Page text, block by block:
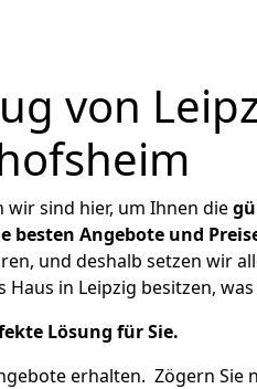
von
sind hier, um Ihnen die
besten Angebote und
und deshalb setzen wir
in Leipzig besitzen,
Lösung für Sie.
erhalten. Zögern Sie